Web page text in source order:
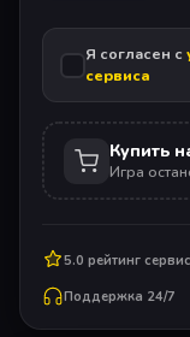
Я согласен с
сервиса
Купить
Игра
5.0 рейтинг
Поддержка 24/7